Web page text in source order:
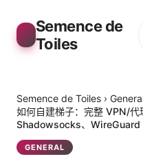
Semence de
Toiles
Semence de Toiles ›
如何自建梯子：完整 VPN/代
Shadowsocks、WireGuard
GENERAL